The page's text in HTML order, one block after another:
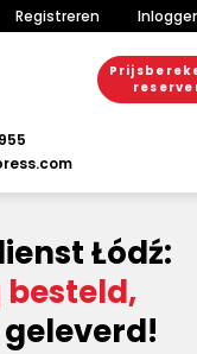
Registreren
Łódź: